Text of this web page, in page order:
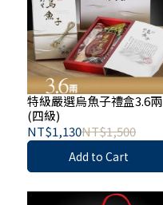
特級嚴選烏魚子禮盒3.6兩
(四級)
NT$1,130NT$1,500
Add to Cart